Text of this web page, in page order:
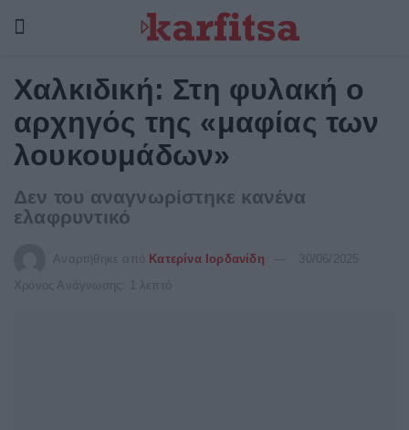
Χαλκιδική: Στη φυλακή ο
αρχηγός της «μαφίας των
λουκουμάδων»
Δεν του αναγνωρίστηκε κανένα
ελαφρυντικό
Αναρτήθηκε από Κατερίνα Ιορδανίδη
30/06/2025
Χρόνος Ανάγνωσης: 1 λεπτό